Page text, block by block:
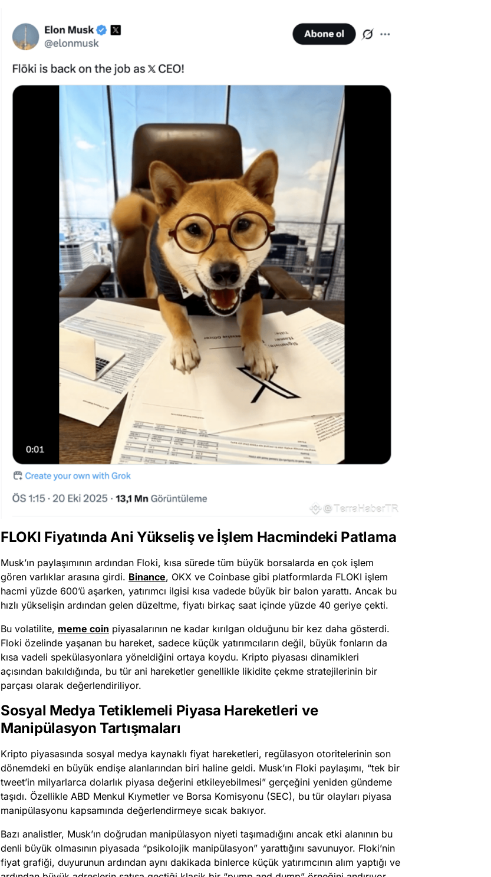
FLOKI Fiyatında Ani Yükseliş ve İşlem Hacmindeki Patlama
Musk’ın paylaşımının ardından Floki, kısa sürede tüm büyük borsalarda en çok işlem
gören varlıklar arasına girdi. Binance, OKX ve Coinbase gibi platformlarda FLOKI işlem
hacmi yüzde 600’ü aşarken, yatırımcı ilgisi kısa vadede büyük bir balon yarattı. Ancak bu
hızlı yükselişin ardından gelen düzeltme, fiyatı birkaç saat içinde yüzde 40 geriye çekti.
Bu volatilite, meme coin piyasalarının ne kadar kırılgan olduğunu bir kez daha gösterdi.
Floki özelinde yaşanan bu hareket, sadece küçük yatırımcıların değil, büyük fonların da
kısa vadeli spekülasyonlara yöneldiğini ortaya koydu. Kripto piyasası dinamikleri
açısından bakıldığında, bu tür ani hareketler genellikle likidite çekme stratejilerinin bir
parçası olarak değerlendiriliyor.
Sosyal Medya Tetiklemeli Piyasa Hareketleri ve
Manipülasyon Tartışmaları
Kripto piyasasında sosyal medya kaynaklı fiyat hareketleri, regülasyon otoritelerinin son
dönemdeki en büyük endişe alanlarından biri haline geldi. Musk’ın Floki paylaşımı, “tek bir
tweet’in milyarlarca dolarlık piyasa değerini etkileyebilmesi” gerçeğini yeniden gündeme
taşıdı. Özellikle ABD Menkul Kıymetler ve Borsa Komisyonu (SEC), bu tür olayları piyasa
manipülasyonu kapsamında değerlendirmeye sıcak bakıyor.
Bazı analistler, Musk’ın doğrudan manipülasyon niyeti taşımadığını ancak etki alanının bu
denli büyük olmasının piyasada “psikolojik manipülasyon” yarattığını savunuyor. Floki’nin
fiyat grafiği, duyurunun ardından aynı dakikada binlerce küçük yatırımcının alım yaptığı ve